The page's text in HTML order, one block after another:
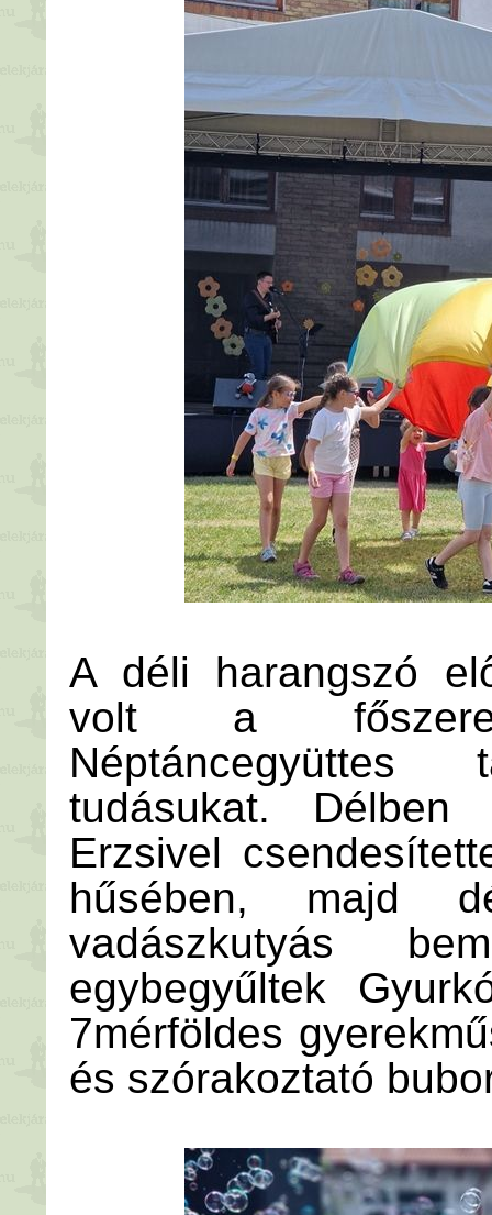
A déli harangszó
volt a
tudásukat.
Erzsivel
hűsében, majd
vadászkutyás
egybegyűltek
7mérföldes
és szórakoztató